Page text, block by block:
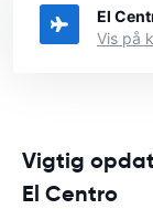
El
Vis på
Vigtig
El Centro